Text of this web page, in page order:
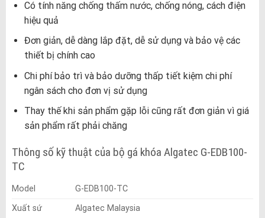
Có tính năng chống thấm nước, chống nóng, cách điện
hiệu quả
Đơn giản, dễ dàng lắp đặt, dễ sử dụng và bảo vệ các
thiết bị chính cao
Chi phí bảo trì và bảo dưỡng thấp tiết kiệm chi phí
ngân sách cho đơn vị sử dụng
Thay thế khi sản phẩm gặp lỗi cũng rất đơn giản vì giá
sản phẩm rất phải chăng
Thông số kỹ thuật của bộ gá khóa Algatec G-EDB100-
TC
Model
G-EDB100-TC
Xuất sứ
Algatec Malaysia